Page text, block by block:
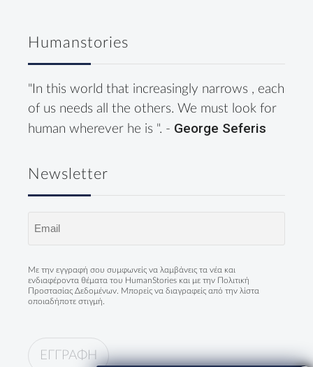
Humanstories
"In this world that increasingly narrows , each
of us needs all the others. We must look for
human wherever he is ". - George Seferis
Newsletter
Με την εγγραφή σου συμφωνείς να λαμβάνεις τα νέα και
ενδιαφέροντα θέματα του HumanStories και με την Πολιτική
Προστασίας Δεδομένων . Μπορείς να διαγραφείς από την λίστα
οποιαδήποτε στιγμή.